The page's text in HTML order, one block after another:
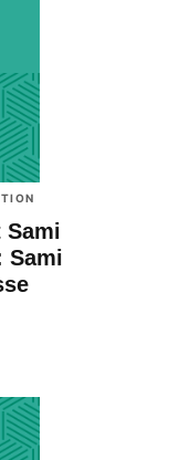
Sami